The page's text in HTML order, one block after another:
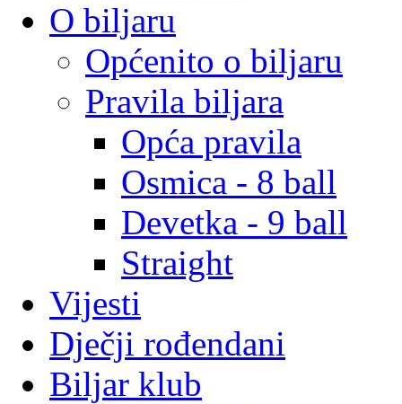
O biljaru
Općenito o biljaru
Pravila biljara
Opća pravila
Osmica - 8 ball
Devetka - 9 ball
Straight
Vijesti
Dječji rođendani
Biljar klub